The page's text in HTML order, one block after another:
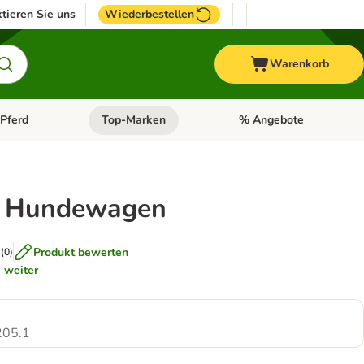
Sie uns Wiederbestellen
Warenkorb
Fisch Menü öffnen: Vogel
Pferd Kategorie-Menü öffnen: Pferd
Top-Marken Kategorie-Menü öffnen:
% Angebote
(0)
Produkt bewerten
weiter